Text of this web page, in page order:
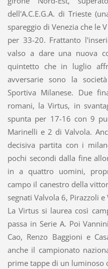
dell'A.C.E.G.A. di Trieste
spareggio di Venezia che le
per 33-20. Frattanto
valso a dare una nuova
quintetto che in luglio
avversarie sono la
Sportiva Milanese. Due
romani, la Virtus, in
spunta per 17-16 con 9
Marinelli e 2 di Valvola.
decisiva partita con i
pochi secondi dalla fine
in a quattro uomini,
campo il canestro della
segnati Valvola 6, Pirazzoli
La Virtus si laurea così
passa in Serie A. Poi
Cao, Renzo Baggioni e
anche il campionato
prime tappe di un luminoso